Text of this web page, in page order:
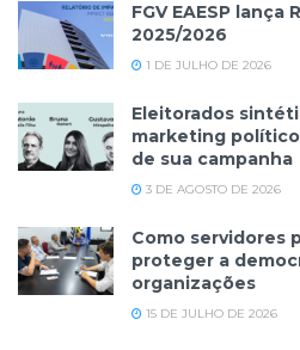
FGV EAESP
2025/2026
1 DE JULHO DE 2026
Eleitorados
marketing
de sua campanha
3 DE AGOSTO DE 2026
Como servidores
proteger a
organizações
15 DE JULHO DE 2026